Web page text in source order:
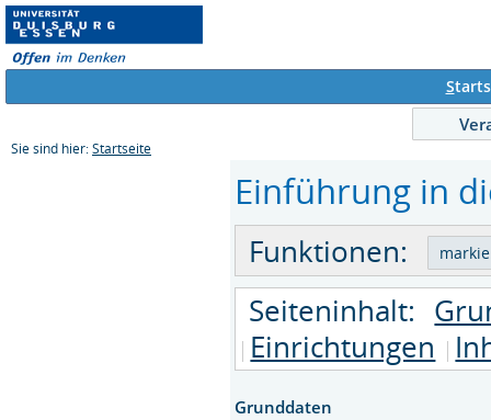
S
Sie sind hier: Startseite
Einführung in
Funktionen:
Seiteninhalt:
Einrichtungen
Grunddaten